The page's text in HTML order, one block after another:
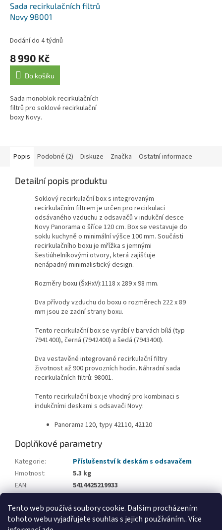
Tento web používá soubory cookie. Dalším procházením
tohoto webu vyjadřujete souhlas s jejich používáním.. Více
Sada recirkulačních filtrů
Novy 98001
Dodání do 4 týdnů
8 990 Kč
Do košíku
Sada monoblok recirkulačních
filtrů pro soklové recirkulační
boxy Novy.
Popis Podobné (2) Diskuze Značka Ostatní informace
Detailní popis produktu
Soklový recirkulační box s integrovaným
recirkulačním filtrem je určen pro recirkulaci
odsávaného vzduchu z odsavačů v indukční desce
Novy Panorama o šříce 120 cm. Box se vestavuje do
soklu kuchyně o minimální výšce 100 mm. Součásti
recirkulačního boxu je mřížka s jemnými
šestiúhelníkovými otvory, která zajišťuje
nenápadný minimalistický design.
Rozměry boxu (ŠxHxV):1118 x 289 x 98 mm.
Dva přívody vzduchu do boxu o rozměrech 222 x 89
mm jsou ze zadní strany boxu.
Tento recirkulační box se vyrábí v barvách bílá (typ
7941400), černá (7942400) a šedá (7943400).
Dva vestavěné integrované recirkulační filtry
životnost až 900 provozních hodin. Náhradní sada
recirkulačních filtrů: 98001.
Tento recirkulační box je vhodný pro kombinaci s
indukčními deskami s odsavači Novy:
Panorama 120, typy 42110, 42120
Doplňkové parametry
Kategorie:
Příslušenství k deskám s odsavačem
Hmotnost:
5.3 kg
EAN:
5414425219933
Položka byla vyprodána…